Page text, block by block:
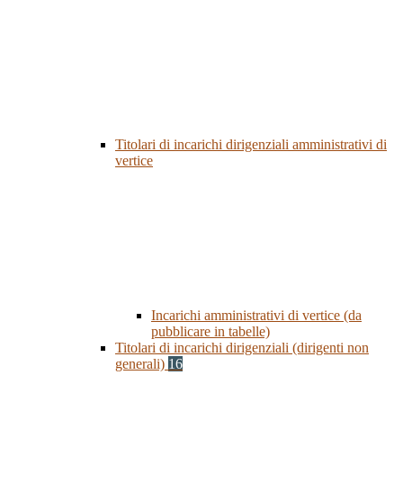
Titolari di incarichi dirigenziali amministrativi di
vertice
Incarichi amministrativi di vertice (da
pubblicare in tabelle)
Titolari di incarichi dirigenziali (dirigenti non
generali) 16